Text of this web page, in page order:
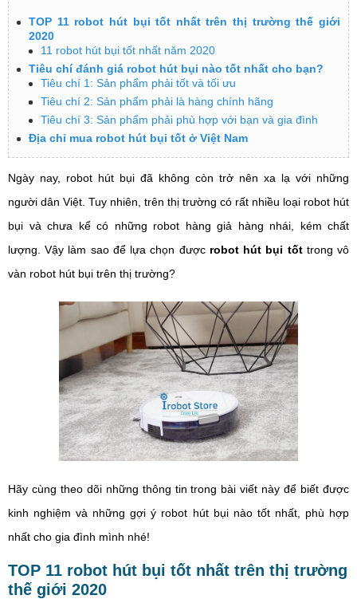
TOP 11 robot hút bụi tốt nhất trên thị trường thế giới
2020
11 robot hút bụi tốt nhất năm 2020
Tiêu chí đánh giá robot hút bụi nào tốt nhất cho bạn?
Tiêu chí 1: Sản phẩm phải tốt và tối ưu
Tiêu chí 2: Sản phẩm phải là hàng chính hãng
Tiêu chí 3: Sản phẩm phải phù hợp với bạn và gia đình
Địa chỉ mua robot hút bụi tốt ở Việt Nam
Ngày nay, robot hút bụi đã không còn trở nên xa lạ với những
người dân Việt. Tuy nhiên, trên thị trường có rất nhiều loại robot hút
bụi và chưa kể có những robot hàng giả hàng nhái, kém chất
lượng. Vậy làm sao để lựa chọn được robot hút bụi tốttrong vô
vàn robot hút bụi trên thị trường?
Hãy cùng theo dõi những thông tin trong bài viết này để biết được
kinh nghiệm và những gợi ý robot hút bụi nào tốt nhất, phù hợp
nhất cho gia đình mình nhé!
TOP 11 robot hút bụi tốt nhất trên thị trường
thế giới 2020